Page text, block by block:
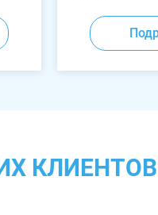
КЛИЕНТОВ